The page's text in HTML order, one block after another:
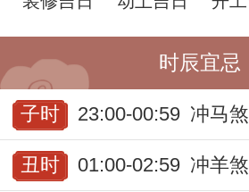
时辰宜忌
子时 23:00-00:59 冲马
丑时 01:00-02:59 冲羊